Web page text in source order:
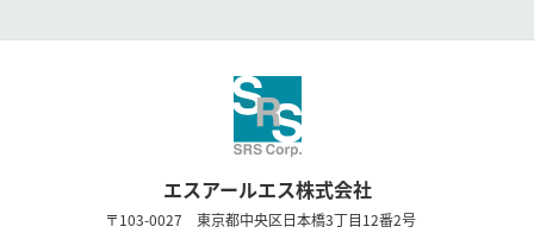
エスアールエス株式会社
〒103-0027 東京都中央区日本橋3丁目12番2号